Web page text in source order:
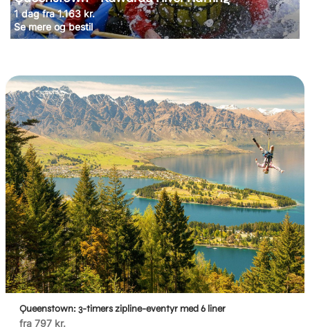
1 dag fra 1.163 kr.
Se mere og bestil
Queenstown: 3-timers zipline-eventyr med 6 liner
fra 797 kr.